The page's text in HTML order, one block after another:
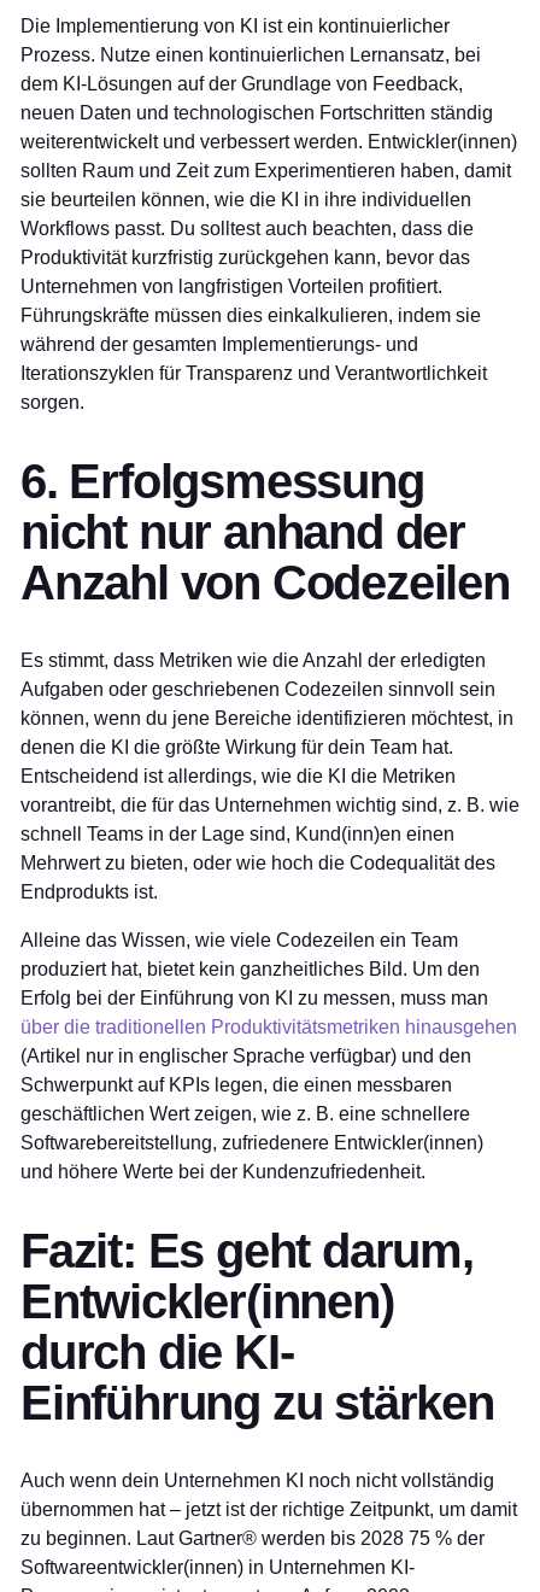
Die Implementierung von KI ist ein kontinuierlicher
Prozess. Nutze einen kontinuierlichen Lernansatz, bei
dem KI-Lösungen auf der Grundlage von Feedback,
neuen Daten und technologischen Fortschritten ständig
weiterentwickelt und verbessert werden. Entwickler(innen)
sollten Raum und Zeit zum Experimentieren haben, damit
sie beurteilen können, wie die KI in ihre individuellen
Workflows passt. Du solltest auch beachten, dass die
Produktivität kurzfristig zurückgehen kann, bevor das
Unternehmen von langfristigen Vorteilen profitiert.
Führungskräfte müssen dies einkalkulieren, indem sie
während der gesamten Implementierungs- und
Iterationszyklen für Transparenz und Verantwortlichkeit
sorgen.
6. Erfolgsmessung
nicht nur anhand der
Anzahl von Codezeilen
Es stimmt, dass Metriken wie die Anzahl der erledigten
Aufgaben oder geschriebenen Codezeilen sinnvoll sein
können, wenn du jene Bereiche identifizieren möchtest, in
denen die KI die größte Wirkung für dein Team hat.
Entscheidend ist allerdings, wie die KI die Metriken
vorantreibt, die für das Unternehmen wichtig sind, z. B. wie
schnell Teams in der Lage sind, Kund(inn)en einen
Mehrwert zu bieten, oder wie hoch die Codequalität des
Endprodukts ist.
Alleine das Wissen, wie viele Codezeilen ein Team
produziert hat, bietet kein ganzheitliches Bild. Um den
Erfolg bei der Einführung von KI zu messen, muss man
über die traditionellen Produktivitätsmetriken hinausgehen
(Artikel nur in englischer Sprache verfügbar) und den
Schwerpunkt auf KPIs legen, die einen messbaren
geschäftlichen Wert zeigen, wie z. B. eine schnellere
Softwarebereitstellung, zufriedenere Entwickler(innen)
und höhere Werte bei der Kundenzufriedenheit.
Fazit: Es geht darum,
Entwickler(innen)
durch die KI-
Einführung zu stärken
Auch wenn dein Unternehmen KI noch nicht vollständig
übernommen hat – jetzt ist der richtige Zeitpunkt, um damit
zu beginnen. Laut Gartner® werden bis 2028 75 % der
Softwareentwickler(innen) in Unternehmen KI-